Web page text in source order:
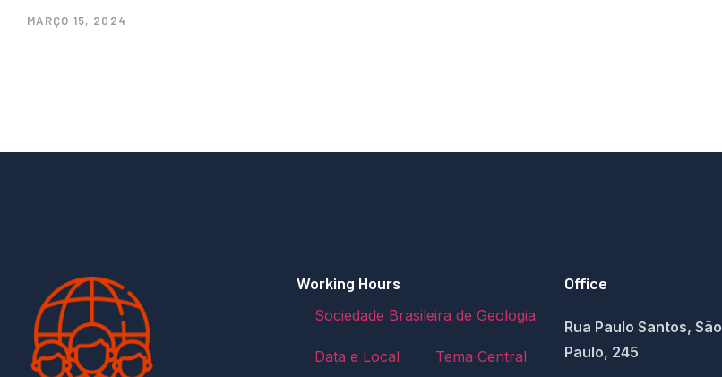
MARÇO 15, 2024
Working Hours
Sociedade Brasileira de Geologia
Data e Local Tema Central
Office
Rua Paulo Santos, São
Paulo, 245